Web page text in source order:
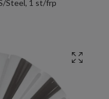
Steel, 1 st/frp